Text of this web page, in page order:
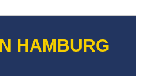
HAMBURG